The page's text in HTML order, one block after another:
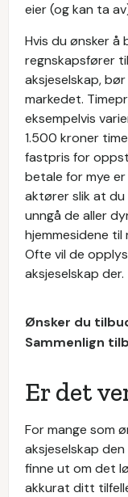
eier (og kan ta
Hvis du ønsker å
regnskapsfører
aksjeselskap,
markedet.
eksempelvis
1.500 kroner
fastpris for
betale for mye
aktører slik at du
unngå de aller
hjemmesidene
Ofte vil de
aksjeselskap der.
Ønsker du
Sammenlign
Er det
For mange som
aksjeselskap
finne ut om det
akkurat ditt